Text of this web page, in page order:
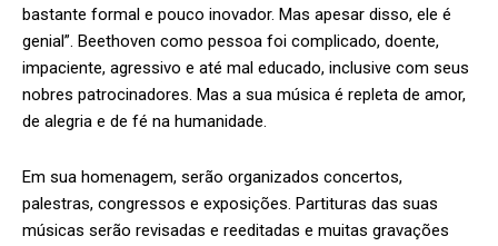
bastante formal e pouco inovador. Mas apesar disso, ele é
genial”. Beethoven como pessoa foi complicado, doente,
impaciente, agressivo e até mal educado, inclusive com seus
nobres patrocinadores. Mas a sua música é repleta de amor,
de alegria e de fé na humanidade.
Em sua homenagem, serão organizados concertos,
palestras, congressos e exposições. Partituras das suas
músicas serão revisadas e reeditadas e muitas gravações